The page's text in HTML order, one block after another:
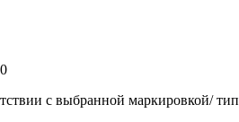
с выбранной маркировкой/